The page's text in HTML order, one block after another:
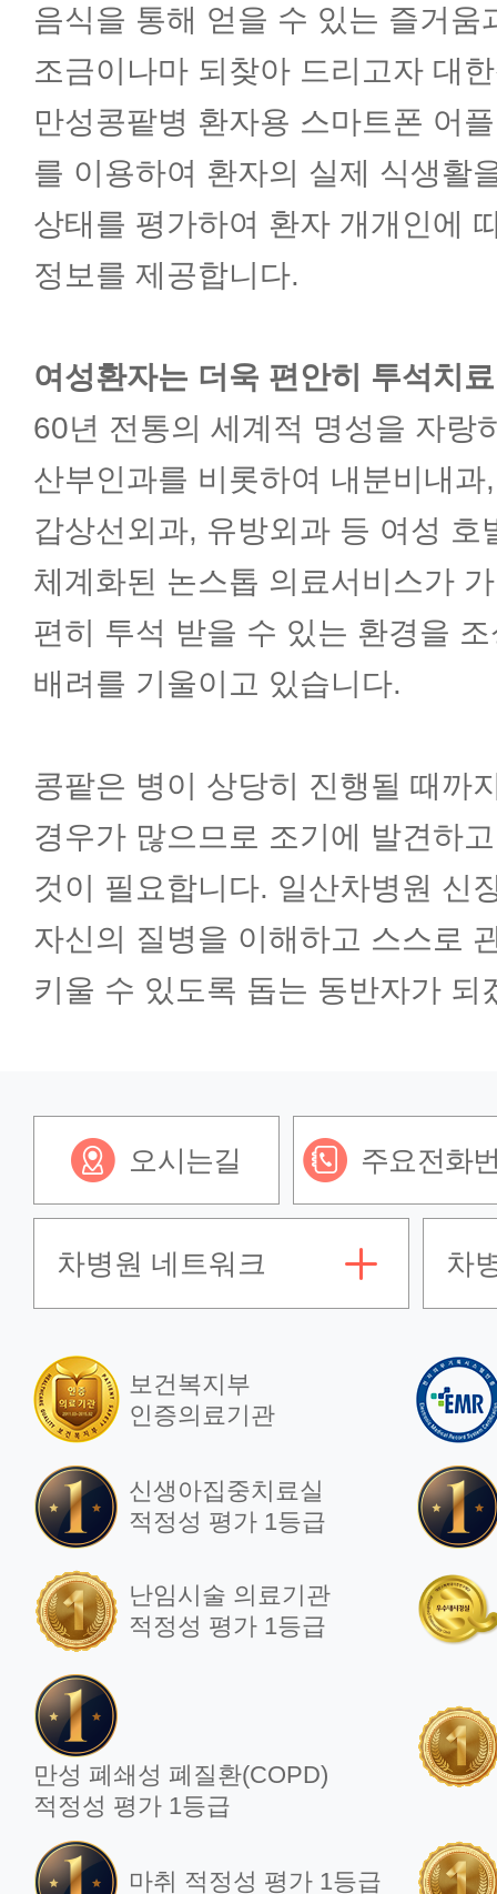
가정의학과
마취통증의학과
영상의학과
병리과
방사선종양학과
핵의학과
지역응급의료기관
음식을 통해 얻을 수 있는 즐거움
조금이나마 되찾아 드리고자 대
만성콩팥병 환자용 스마트폰 어플
를 이용하여 환자의 실제 식생활
상태를 평가하여 환자 개개인에
정보를 제공합니다.
여성환자는 더욱 편안히 투석치
60년 전통의 세계적 명성을 자랑
산부인과를 비롯하여 내분비내과
갑상선외과, 유방외과 등 여성 호
체계화된 논스톱 의료서비스가
편히 투석 받을 수 있는 환경을
배려를 기울이고 있습니다.
콩팥은 병이 상당히 진행될 때까
경우가 많으므로 조기에 발견하
것이 필요합니다. 일산차병원 신
자신의 질병을 이해하고 스스로
키울 수 있도록 돕는 동반자가 되
오시는길 주요전화
차병원 네트워크 차
보건복지부
인증의료기관
신생아집중치료실
적정성 평가 1등급
난임시술 의료기관
적정성 평가 1등급
만성 폐쇄성 폐질환(COPD)
적정성 평가 1등급
마취 적정성 평가 1등급